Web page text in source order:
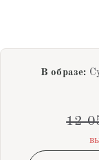
В образе:
12